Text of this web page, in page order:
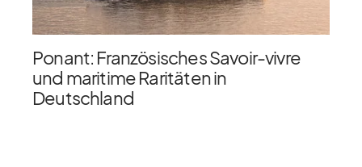
Ponant: Französisches Savoir-vivre
und maritime Raritäten in
Deutschland